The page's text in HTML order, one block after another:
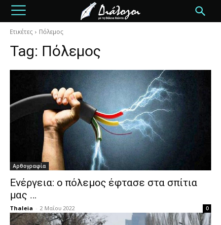
Ετικέτες Πόλεμος
Tag: Πόλεμος
Αρθογραφία
Ενέργεια: ο πόλεμος έφτασε στα σπίτια
μας …
Thaleia - 2 Μαΐου 2022 0